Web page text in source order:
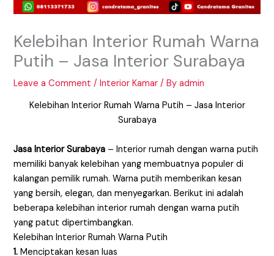
Kelebihan Interior Rumah Warna
Putih – Jasa Interior Surabaya
Leave a Comment /Interior Kamar / Byadmin
Kelebihan Interior Rumah Warna Putih – Jasa Interior
Surabaya
Jasa Interior Surabaya – Interior rumah dengan warna putih
memiliki banyak kelebihan yang membuatnya populer di
kalangan pemilik rumah. Warna putih memberikan kesan
yang bersih, elegan, dan menyegarkan. Berikut ini adalah
beberapa kelebihan interior rumah dengan warna putih
yang patut dipertimbangkan.
Kelebihan Interior Rumah Warna Putih
1.Menciptakan kesan luas